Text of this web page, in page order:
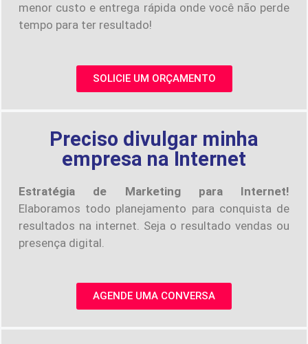
menor custo e entrega rápida onde você não perde
tempo para ter resultado!
SOLICIE UM ORÇAMENTO
Preciso divulgar minha
empresa na Internet
Estratégia de Marketing para Internet!
Elaboramos todo planejamento para conquista de
resultados na internet. Seja o resultado vendas ou
presença digital.
AGENDE UMA CONVERSA